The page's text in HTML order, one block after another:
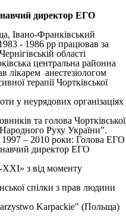
директор ЕГО
Івано-Франківський
- 1986 рр працював за
області
центральна районна
лікарем анестезіологом
терапії Чортківської
у неурядових організаціях
та голова Чортківської
Руху України”.
1997 – 2010 роки: Голова ЕГО
директор ЕГО
ХХІ» з від моменту
спілки з прав людини
Karpackie" (Польща)